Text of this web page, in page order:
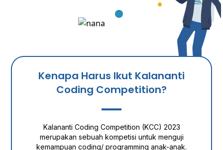
Kenapa Harus Ikut Kalananti
Coding Competition?
Kalananti Coding Competition (KCC) 2023
merupakan sebuah kompetisi untuk menguji
kemampuan coding/ programming anak-anak.